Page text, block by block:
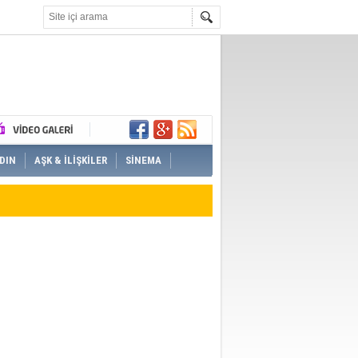
AŞK & İLİŞKİLER SİNEMA